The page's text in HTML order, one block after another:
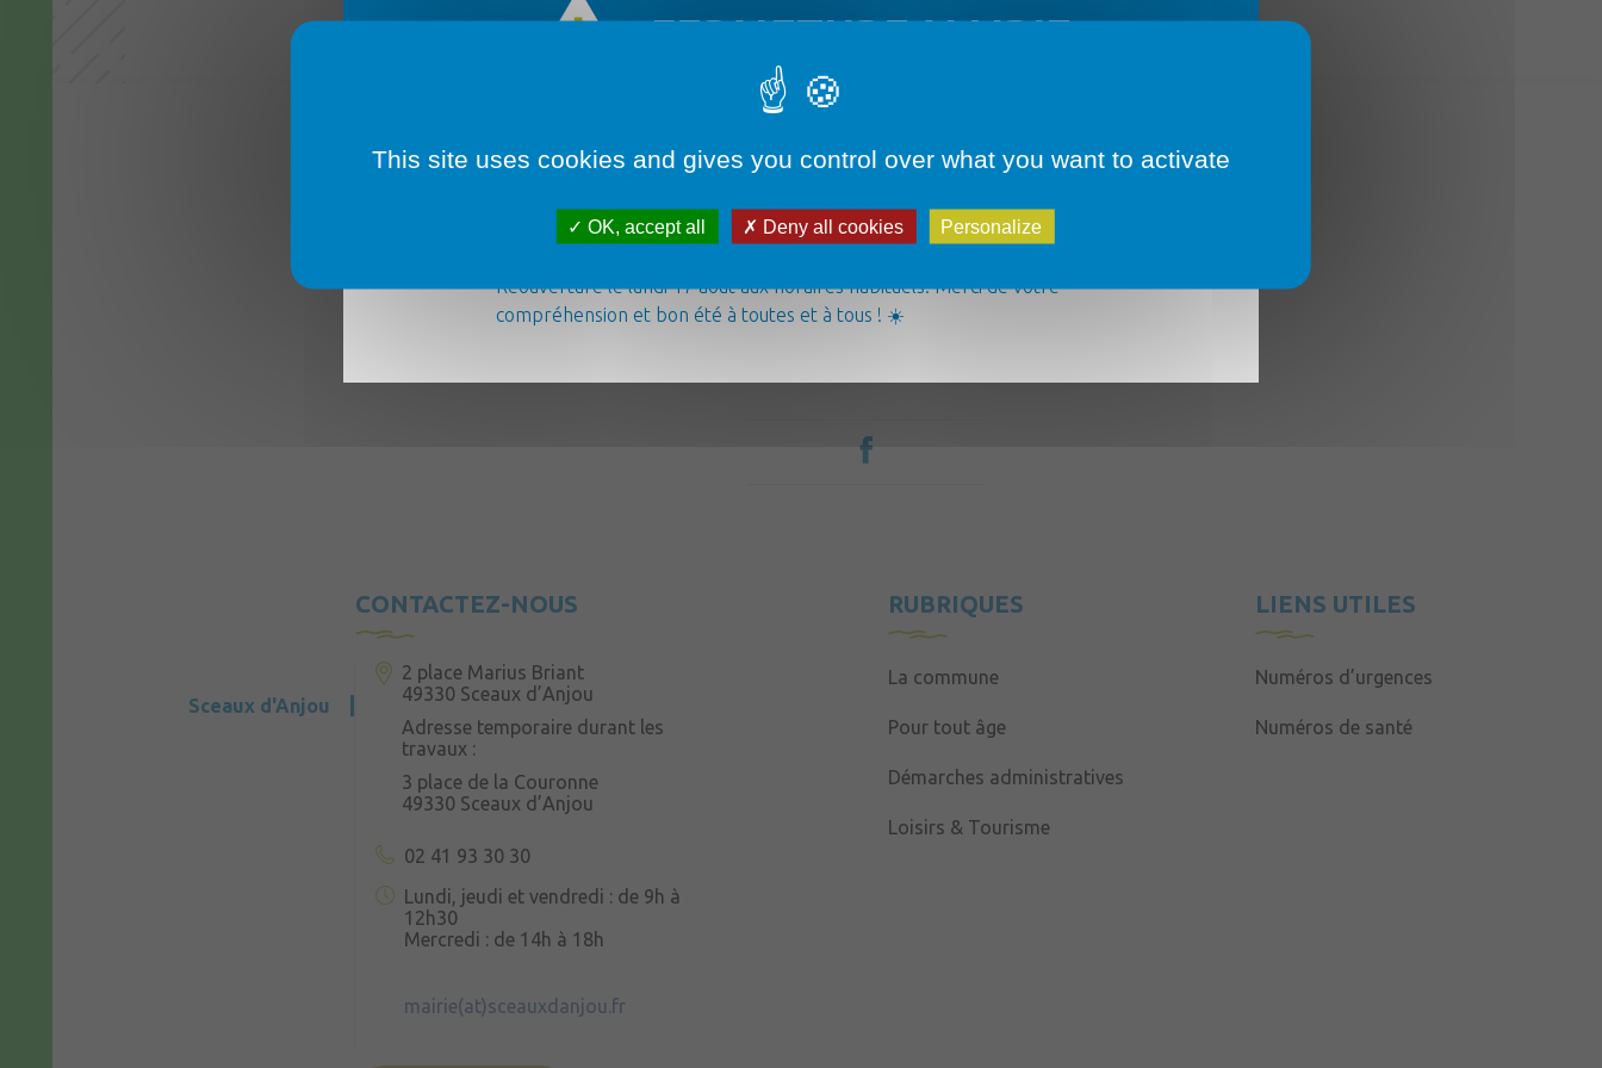
La commune
Pour tout âge
Démarches administratives
Loisirs & Tourisme
CONTACTEZ-NOUS
Sceaux d'Anjou
2 place Marius Briant
49330 Sceaux d’Anjou
Adresse temporaire durant les
travaux :
3 place de la Couronne
49330 Sceaux d’Anjou
02 41 93 30 30
Lundi, jeudi et vendredi : de 9h à
12h30
Mercredi : de 14h à 18h
mairie(at)sceauxdanjou.fr
RUBRIQUES
La commune
Pour tout âge
Démarches administratives
Loisirs & Tourisme
LIENS UTILES
Numéros d’urgences
Numéros de santé
FERMETURE MAIRIE
La mairie sera fermée du lundi 3 août au vendredi 14 août inclus. ✅ Un
Réouverture le lundi 17 août aux horaires habituels. Merci de votre
compréhension et bon été à toutes et à tous ! ☀️
This site uses cookies and gives you control over what you want to activate
OK, accept all Deny all cookies Personalize